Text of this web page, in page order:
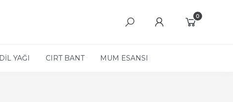
0
YAĞI CIRT BANT MUM ESANSI